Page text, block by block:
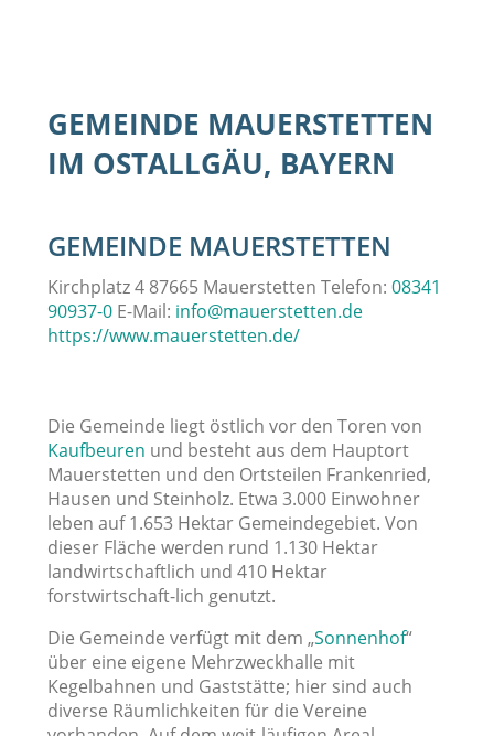
GEMEINDE MAUERSTETTEN
IM OSTALLGÄU, BAYERN
GEMEINDE MAUERSTETTEN
Kirchplatz 4 87665 Mauerstetten Telefon: 08341
90937-0E-Mail: info@mauerstetten.de
https://www.mauerstetten.de/
Die Gemeinde liegt östlich vor den Toren von
Kaufbeuren und besteht aus dem Hauptort
Mauerstetten und den Ortsteilen Frankenried,
Hausen und Steinholz. Etwa 3.000 Einwohner
leben auf 1.653 Hektar Gemeindegebiet. Von
dieser Fläche werden rund 1.130 Hektar
landwirtschaftlich und 410 Hektar
forstwirtschaft-lich genutzt.
Die Gemeinde verfügt mit dem „Sonnenhof“
über eine eigene Mehrzweckhalle mit
Kegelbahnen und Gaststätte; hier sind auch
diverse Räumlichkeiten für die Vereine